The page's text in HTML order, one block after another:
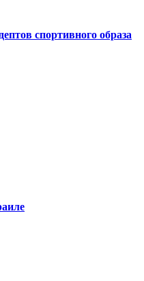
спортивного образа